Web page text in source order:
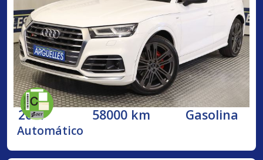
2017 58000 km Gasolina
Automático